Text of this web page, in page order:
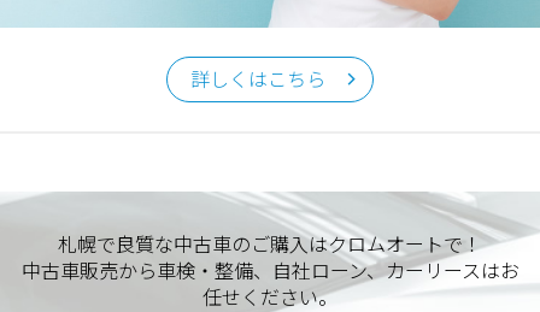
クロムオート
〒002-0865 札幌市北区屯田町740
TEL／011-790-7766FAX／011-790-6818
E-mail：info@chromeauto.co.jp
詳しくはこちら
札幌で良質な中古車のご購入はクロムオートで！
中古車販売から車検・整備、自社ローン、カーリースはお
任せください。